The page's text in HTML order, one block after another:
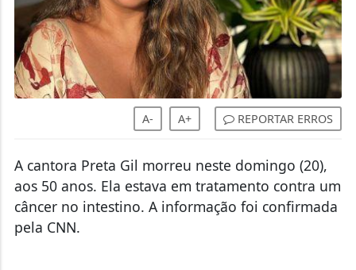
A- A+ REPORTAR ERROS
A cantora Preta Gil morreu neste domingo (20),
aos 50 anos. Ela estava em tratamento contra um
câncer no intestino. A informação foi confirmada
pela CNN.